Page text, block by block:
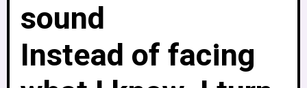
sound
Instead of facing